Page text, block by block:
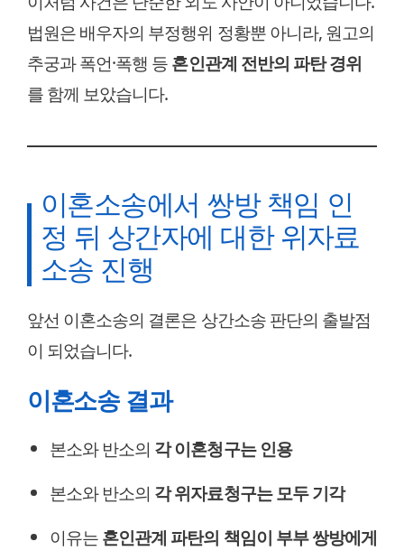
법원은 배우자의 부정행위 정황뿐 아니라, 원고의
추궁과 폭언·폭행 등혼인관계 전반의 파탄 경위
를 함께 보았습니다.
이혼소송에서 쌍방 책임 인
정 뒤 상간자에 대한 위자료
소송 진행
앞선 이혼소송의 결론은 상간소송 판단의 출발점
이 되었습니다.
이혼소송 결과
본소와 반소의 각 이혼청구는 인용
본소와 반소의 각 위자료청구는 모두 기각
이유는혼인관계 파탄의 책임이 부부 쌍방에게